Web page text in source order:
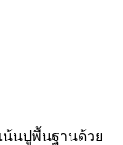
น้นปูพื้นฐานด้วย